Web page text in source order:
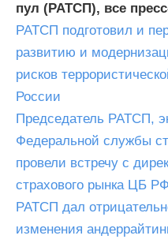
пул (РАТСП), все
РАТСП подготовил и
развитию и
рисков
России
Председатель РАТСП,
Федеральной службы
провели встречу с
страхового рынка ЦБ РФ
РАТСП дал
изменения